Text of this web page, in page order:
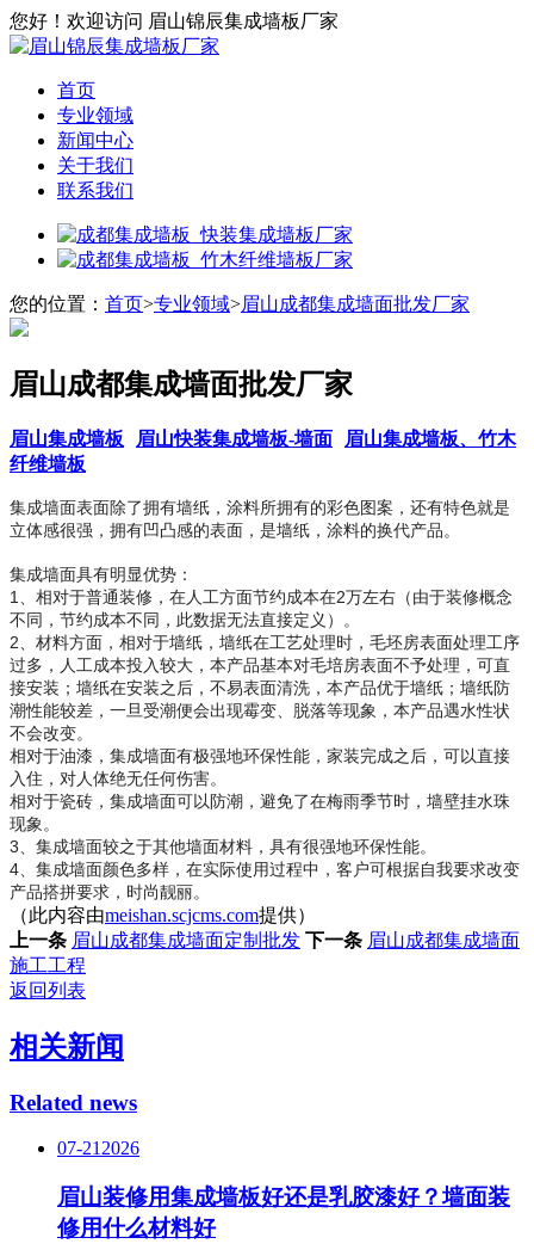
您好！欢迎访问 眉山锦辰集成墙板厂家
首页
专业领域
新闻中心
关于我们
联系我们
您的位置： 首页>专业领域>眉山成都集成墙面批发厂家
眉山成都集成墙面批发厂家
眉山集成墙板 眉山快装集成墙板-墙面
眉山集成墙板、竹木
纤维墙板
集成墙面表面除了拥有墙纸，涂料所拥有的彩色图案，还有特色就是
立体感很强，拥有凹凸感的表面，是墙纸，涂料的换代产品。
集成墙面具有明显优势：
1、相对于普通装修，在人工方面节约成本在2万左右（由于装修概念
不同，节约成本不同，此数据无法直接定义）。
2、材料方面，相对于墙纸，墙纸在工艺处理时，毛坯房表面处理工序
过多，人工成本投入较大，本产品基本对毛培房表面不予处理，可直
接安装；墙纸在安装之后，不易表面清洗，本产品优于墙纸；墙纸防
潮性能较差，一旦受潮便会出现霉变、脱落等现象，本产品遇水性状
不会改变。
相对于油漆，集成墙面有极强地环保性能，家装完成之后，可以直接
入住，对人体绝无任何伤害。
相对于瓷砖，集成墙面可以防潮，避免了在梅雨季节时，墙壁挂水珠
现象。
3、集成墙面较之于其他墙面材料，具有很强地环保性能。
4、集成墙面颜色多样，在实际使用过程中，客户可根据自我要求改变
产品搭拼要求，时尚靓丽。
（此内容由meishan.scjcms.com提供）
上一条 眉山成都集成墙面定制批发 下一条 眉山成都集成墙面
施工工程
返回列表
相关新闻
Related news
07-21 2026
眉山装修用集成墙板好还是乳胶漆好？墙面装
修用什么材料好